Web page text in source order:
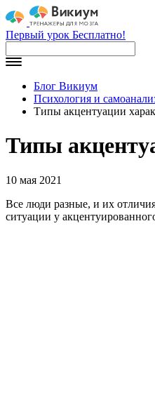
Первый урок Бесплатно!
Блог Викиум
Психология и
Типы акцентуации
Типы
10 мая 2021
Все люди разные, и их
ситуации у